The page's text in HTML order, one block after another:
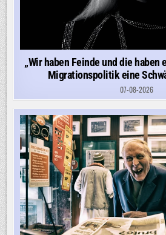
„Wir haben Feinde und die haben
Migrationspolitik eine
07-08-2026